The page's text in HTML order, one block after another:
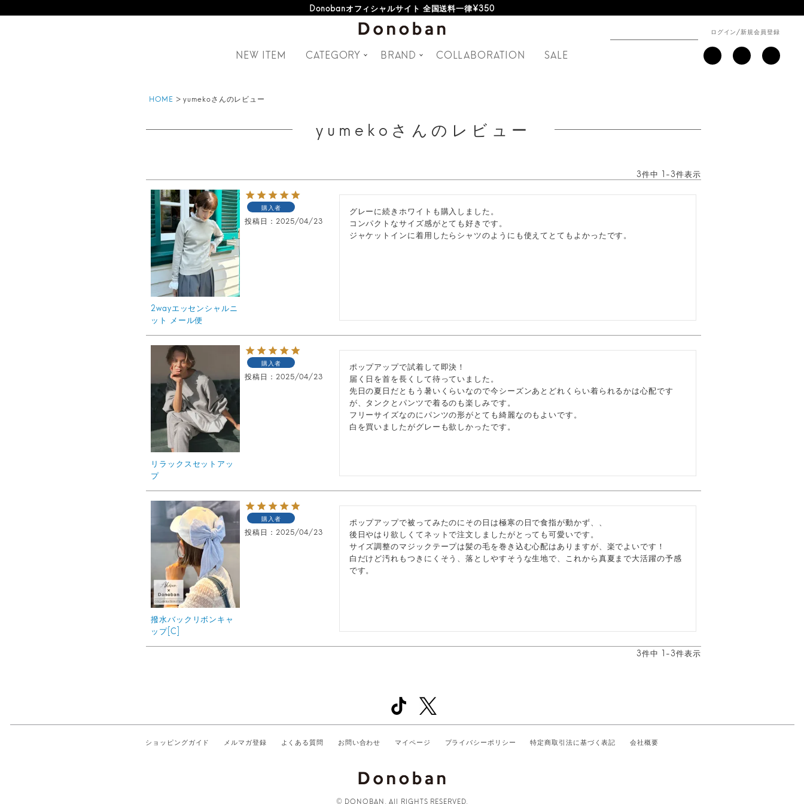
Donobanオフィシャルサイト 全国送料一律¥350
ログイン/新規会員登録
NEW ITEM CATEGORY BRAND COLLABORATION SALE
HOME yumekoさんのレビュー
yumekoさんのレビュー
3件中 1 -3件表示
2wayエッセンシャルニ
ット メール便
購入者
投稿日 2025/04/23
グレーに続きホワイトも購入しました。
コンパクトなサイズ感がとても好きです。
ジャケットインに着用したらシャツのようにも使えてとてもよかったです。
リラックスセットアッ
プ
購入者
投稿日 2025/04/23
ポップアップで試着して即決！
届く日を首を長くして待っていました。
先日の夏日だともう暑いくらいなので今シーズンあとどれくらい着られるかは心配です
が、タンクとパンツで着るのも楽しみです。
フリーサイズなのにパンツの形がとても綺麗なのもよいです。
白を買いましたがグレーも欲しかったです。
撥水バックリボンキャ
ップ[C]
購入者
投稿日 2025/04/23
ポップアップで被ってみたのにその日は極寒の日で食指が動かず、、
後日やはり欲しくてネットで注文しましたがとっても可愛いです。
サイズ調整のマジックテープは髪の毛を巻き込む心配はありますが、楽でよいです！
白だけど汚れもつきにくそう、落としやすそうな生地で、これから真夏まで大活躍の予感
です。
3件中 1 -3件表示
ショッピングガイド メルマガ登録 よくある質問 お問い合わせ マイページ プライバシーポリシー 特定商取引法に基づく表記 会社概要
© DONOBAN. All RIGHTS RESERVED.